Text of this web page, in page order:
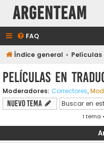
aRGENTeaM
FAQ
Índice general
Películas en
Moderadores: Correctores,
Nuevo Tema
1 tema